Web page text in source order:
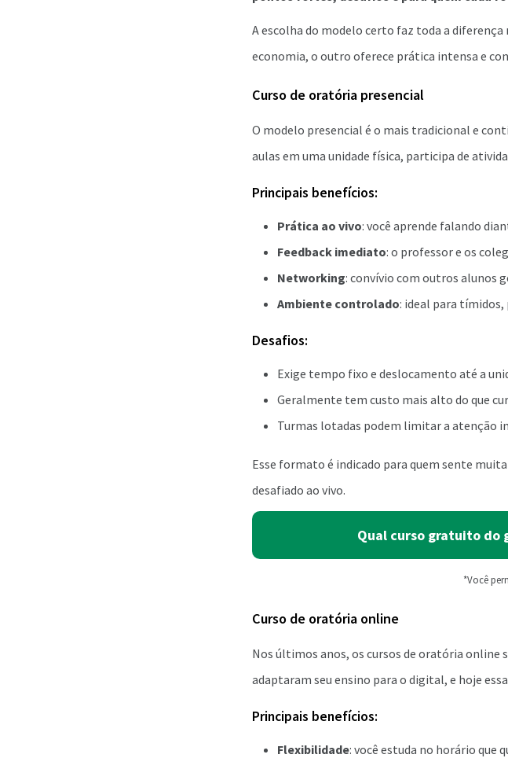
A escolha do modelo certo faz toda a
economia, o outro oferece prática intensa e
Curso de oratória presencial
O modelo presencial é o mais tradicional e
aulas em uma unidade física, participa de
Principais benefícios:
Prática ao vivo: você aprende falando
Feedback imediato: o professor e os
Networking: convívio com outros alunos
Ambiente controlado: ideal para tímidos,
Desafios:
Exige tempo fixo e deslocamento até a
Geralmente tem custo mais alto do que
Turmas lotadas podem limitar a atenção
Esse formato é indicado para quem sente
desafiado ao vivo.
Qual curso gratuito do
*Você
Curso de oratória online
Nos últimos anos, os cursos de oratória
adaptaram seu ensino para o digital, e hoje
Principais benefícios:
Flexibilidade: você estuda no horário que